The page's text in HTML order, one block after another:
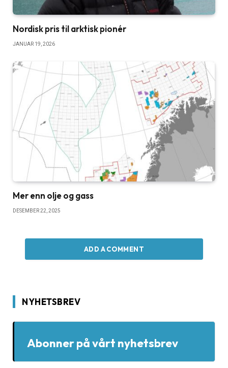
Nordisk pris til arktisk pionér
JANUAR 19, 2026
Mer enn olje og gass
DESEMBER 22, 2025
ADD A COMMENT
NYHETSBREV
Abonner på vårt nyhetsbrev